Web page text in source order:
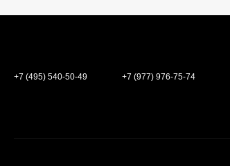
+7 (495) 540-50-49 +7 (977) 976-75-74